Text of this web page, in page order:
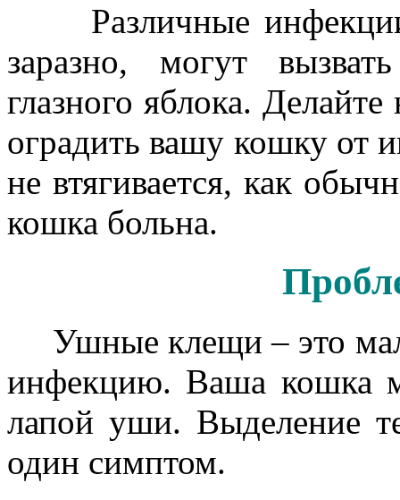
Различные инфекции,
заразно, могут
глазного яблока.
оградить вашу кошку от
не втягивается, как
кошка больна.
Проблемы
Ушные клещи – это
инфекцию. Ваша кошка
лапой уши. Выделение
один симптом.